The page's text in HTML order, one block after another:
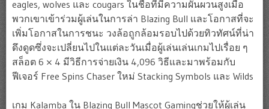
eagles, wolves และ cougars ในชื่อที่มีความผันผวนสูงเมื่อ
พวกเขาเข้าร่วมผู้เล่นในการล่า Blazing Bull และโอกาสที่จะ
เพิ่มโอกาสในการชนะ วงล้อถูกล้อมรอบไปด้วยทิวทัศน์ที่น่า
ดึงดูดซึ่งจะเปลี่ยนไปในแต่ละวันเมื่อผู้เล่นเล่นเกมไปเรื่อย ๆ
สล็อต 6 × 4 มีวิธีการจ่ายเงิน 4,096 วิธีและมาพร้อมกับ
ฟีเจอร์ Free Spins Chaser ใหม่ Stacking Symbols และ Wilds
เกม Kalamba ใน Blazing Bull Mascot Gamingช่วยให้ผู้เล่น